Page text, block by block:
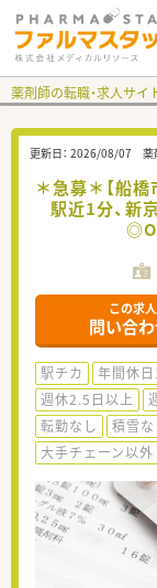
薬剤師の転職・求人サ
更新日： 2026/08/07 薬
＊急募＊【船
駅近1分、新
この求
問い合
駅チカ 年間休
週休2.5日以上
転勤なし
積雪な
大手チェーン以外